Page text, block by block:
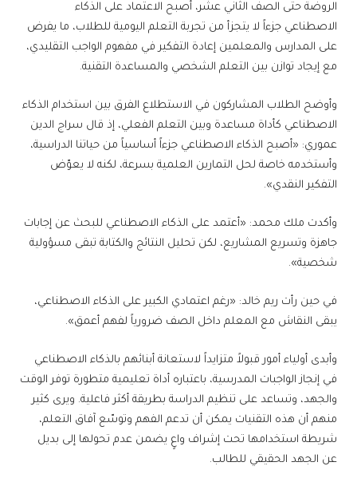
الروضة حتى الصف الثاني عشر، أصبح الاعتماد على الذكاء
الاصطناعي جزءاً لا يتجزأ من تجربة التعلم اليومية للطلاب، ما يفرض
على المدارس والمعلمين إعادة التفكير في مفهوم الواجب التقليدي،
مع إيجاد توازن بين التعلم الشخصي والمساعدة التقنية.
وأوضح الطلاب المشاركون في الاستطلاع الفرق بين استخدام الذكاء
الاصطناعي كأداة مساعدة وبين التعلم الفعلي، إذ قال سراج الدين
عموري: «أصبح الذكاء الاصطناعي جزءاً أساسياً من حياتنا الدراسية،
وأستخدمه خاصة لحل التمارين العلمية بسرعة، لكنه لا يعوّض
التفكير النقدي».
وأكدت ملك محمد: «أعتمد على الذكاء الاصطناعي للبحث عن إجابات
جاهزة وتسريع المشاريع، لكن تحليل النتائج والكتابة تبقى مسؤولية
شخصية».
في حين رأت ريم خالد: «رغم اعتمادي الكبير على الذكاء الاصطناعي،
يبقى النقاش مع المعلم داخل الصف ضرورياً لفهم أعمق».
وأبدى أولياء أمور قبولاً متزايداً لاستعانة أبنائهم بالذكاء الاصطناعي
في إنجاز الواجبات المدرسية، باعتباره أداة تعليمية متطورة توفر الوقت
والجهد، وتساعد على تنظيم الدراسة بطريقة أكثر فاعلية. ويرى كثير
منهم أن هذه التقنيات يمكن أن تدعم الفهم وتوسّع آفاق التعلم،
شريطة استخدامها تحت إشراف واعٍ يضمن عدم تحولها إلى بديل
عن الجهد الحقيقي للطالب.